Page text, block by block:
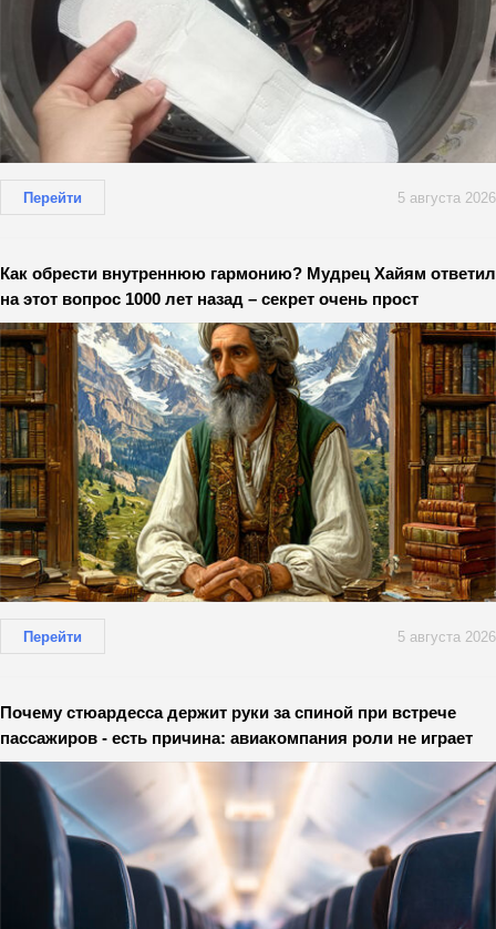
Перейти 5 августа 2026
Как обрести внутреннюю гармонию? Мудрец Хайям ответил
на этот вопрос 1000 лет назад – секрет очень прост
Перейти 5 августа 2026
Почему стюардесса держит руки за спиной при встрече
пассажиров - есть причина: авиакомпания роли не играет